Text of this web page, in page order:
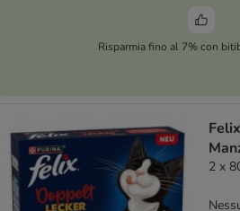
Risparmia fino al 7% con
2 x